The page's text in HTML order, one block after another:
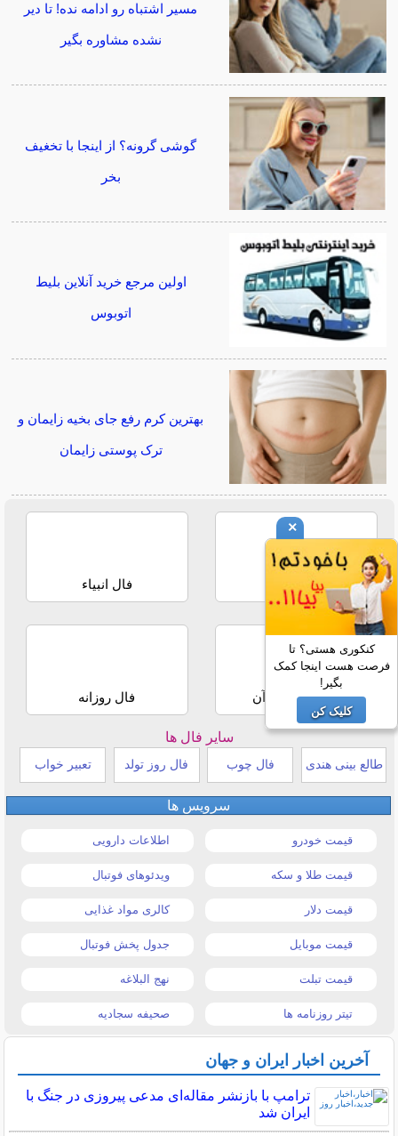
مسیر اشتباه رو ادامه نده! تا دیر
نشده مشاوره بگیر
گوشی گرونه؟ از اینجا با تخغیف
بخر
اولین مرجع خرید آنلاین بلیط
اتوبوس
بهترین کرم رفع جای بخیه زایمان و
ترک پوستی زایمان
فال حافظ فال انبیاء
استخاره با قرآن فال روزانه
سایر فال ها
طالع بینی هندی فال چوب فال روز تولد تعبیر خواب
سرویس ها
قیمت خودرو اطلاعات دارویی
قیمت طلا و سکه ویدئوهای فوتبال
قیمت دلار کالری مواد غذایی
قیمت موبایل جدول پخش فوتبال
قیمت تبلت نهج البلاغه
تیتر روزنامه ها صحیفه سجادیه
آخرین اخبار ایران و جهان
ترامپ با بازنشر مقاله‌ای مدعی پیروزی در جنگ با
ایران شد
×
کنکوری هستی؟ تا
فرصت هست اینجا کمک
بگیر!
کلیک کن